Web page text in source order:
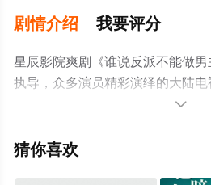
剧情介绍 我要评分
星辰影院爽剧《谁说反派不能做
执导，众多演员精彩演绎的大陆
晓（已完结），手机免费观看高
视猫或剧情网等平台了解。

猜你喜欢